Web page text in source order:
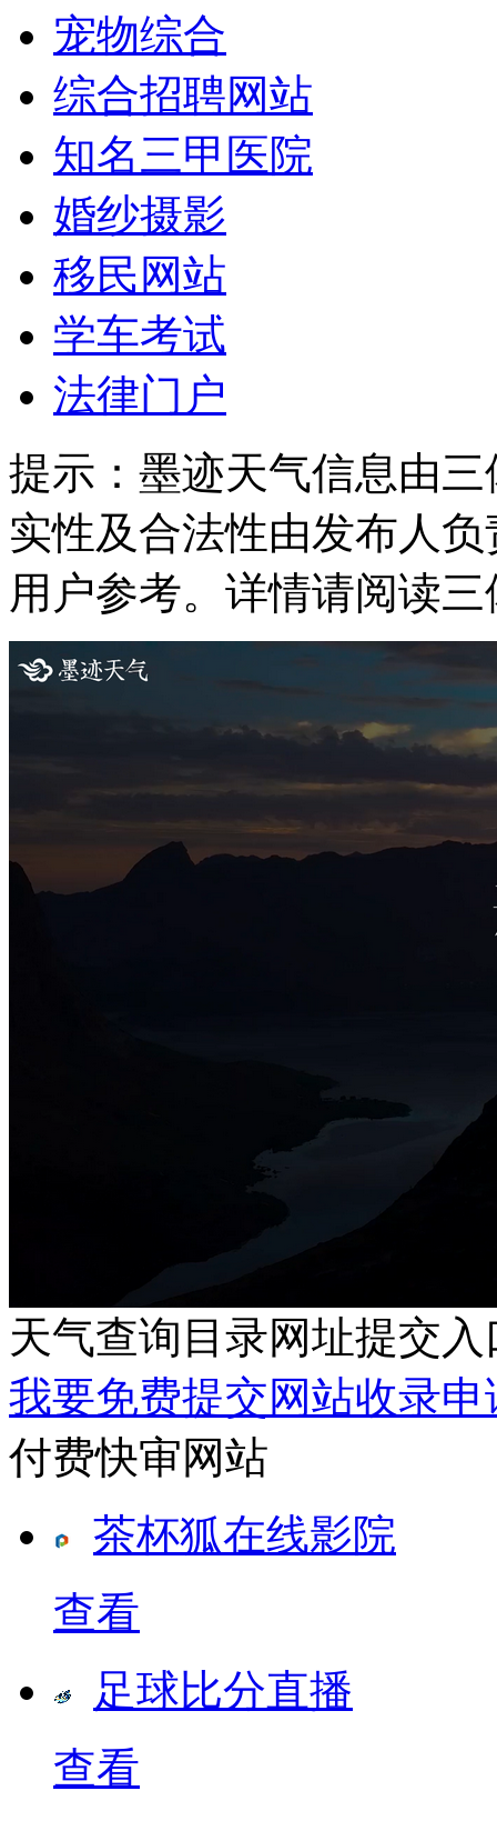
宠物综合
综合招聘网站
知名三甲医院
婚纱摄影
移民网站
学车考试
法律门户
提示： 墨迹天气信息由
实性及合法性由发布人
用户参考。详情请阅读
天气查询目录网址提交入
我要免费提交网站收录申
付费快审网站
茶杯狐在线影院
查看
足球比分直播
查看